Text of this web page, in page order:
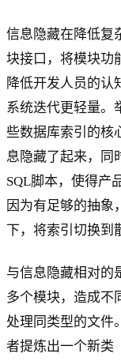
信息隐藏在降低复
块接口，将模块功
降低开发人员的认
系统迭代更轻量。
些数据库索引的核
息隐藏了起来，同
SQL脚本，使得产
因为有足够的抽象
下，将索引切换到
与信息隐藏相对的
多个模块，造成不
处理同类型的文件
者提炼出一个新类